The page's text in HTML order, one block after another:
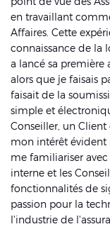
en travaillant
Affaires. Cette
connaissance de la
a lancé sa
alors que je faisais
faisait de la
simple et
Conseiller, un Client
mon intérêt évident
me familiariser
interne et les
fonctionnalités de
passion pour la
l'industrie de